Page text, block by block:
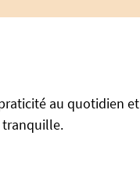
au quotidien et
tranquille.